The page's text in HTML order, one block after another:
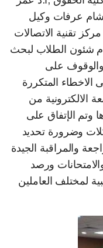
هشام عرفات وكيل
تقنية الاتصالات
شئون الطلاب لبحث
والوقوف على
الاخطاء المتكررة
الالكترونية من
وتم الإتفاق على
وضرورة تحديد
والمراقبة الجيدة
ورصد
لمختلف العاملين